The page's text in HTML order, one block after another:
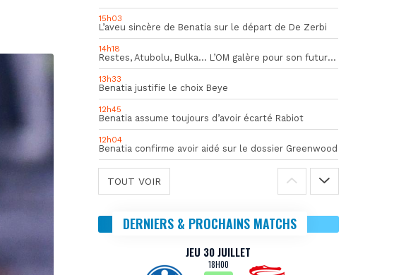
15h03
L’aveu sincère de Benatia sur le départ de De Zerbi
14h18
Restes, Atubolu, Bulka… L’OM galère pour son futur gardien numéro 1
13h33
Benatia justifie le choix Beye
12h45
Benatia assume toujours d’avoir écarté Rabiot
12h04
Benatia confirme avoir aidé sur le dossier Greenwood
TOUT VOIR
DERNIERS & PROCHAINS MATCHS
JEU 30 JUILLET
18H00